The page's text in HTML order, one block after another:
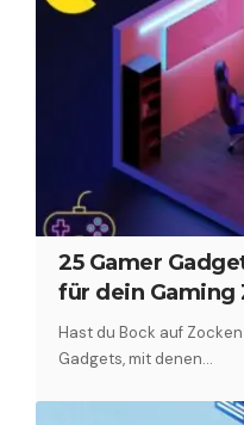
25 Gamer
für dein Gaming
Hast du Bock auf
Gadgets, mit denen…